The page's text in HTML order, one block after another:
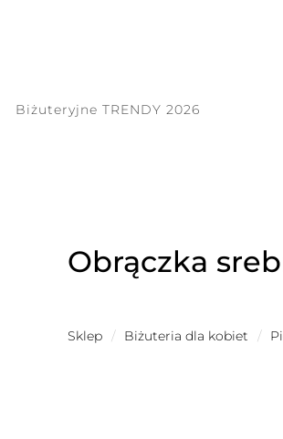
Biżuteryjne TRENDY 2026
Obrączka
Sklep / Biżuteria dla kobiet /